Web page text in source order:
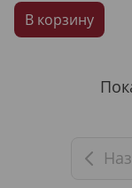
В корзину